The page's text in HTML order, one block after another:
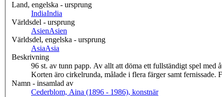
Land, engelska - ursprung
IndiaIndia
Världsdel - ursprung
AsienAsien
Världsdel, engelska - ursprung
AsiaAsia
Beskrivning
96 st. av tunn papp. Av allt att döma ett fullständigt spel med
Korten äro cirkelrunda, målade i flera färger samt
Namn - insamlad av
Cederblom, Aina (1896 - 1986), konstnär